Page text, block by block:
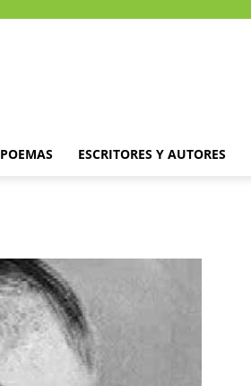
POEMAS ESCRITORES Y AUTORES